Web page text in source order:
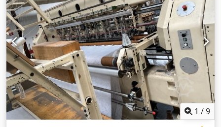
TC, galga: E10, ancho nominal: 1270 mm, juego de agujas:
10. 5) Stoll CMS 340 TC, galga: E12, juego de agujas: 12. 6)
Stoll CMS 411, galga: E10, juego de agujas: 10. 7) Stoll CMS
422 TC, galga: E12, juego de agujas: 12. 8) Stoll CMS 422
TC, galga: E12, juego de agujas: 12. 9) Stoll CMS 422.6,
galga: E12, juego de agujas: 10. 10) Stoll CMS 422.6, galga:
E12, juego de agujas: 10. 11) Stoll CMS 422.6, galga: E14.
12) Stoll CMS 422.6, galga: E14. 13) Stoll CMS 430.6, galga:
E12, ancho nominal: 2440 mm, juego de agujas: 12. 14)
Stoll CMS 430.6, galga: E12, ancho nominal: 2440 mm,
juego de agujas: 10. 15) Stoll CMS 430.6, galga: E12. 16)
Stoll CMS 922, galga: E12, juego de agujas: 12. 17) Stoll
1 /9